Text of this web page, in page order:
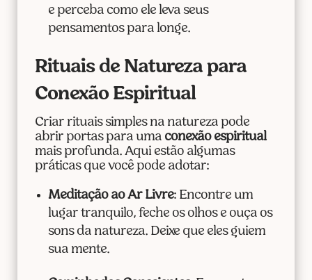
e perceba como ele leva seus
pensamentos para longe.
Rituais de Natureza para
Conexão Espiritual
Criar rituais simples na natureza pode
abrir portas para uma conexão espiritual
mais profunda. Aqui estão algumas
práticas que você pode adotar:
Meditação ao Ar Livre: Encontre um
lugar tranquilo, feche os olhos e ouça os
sons da natureza. Deixe que eles guiem
sua mente.